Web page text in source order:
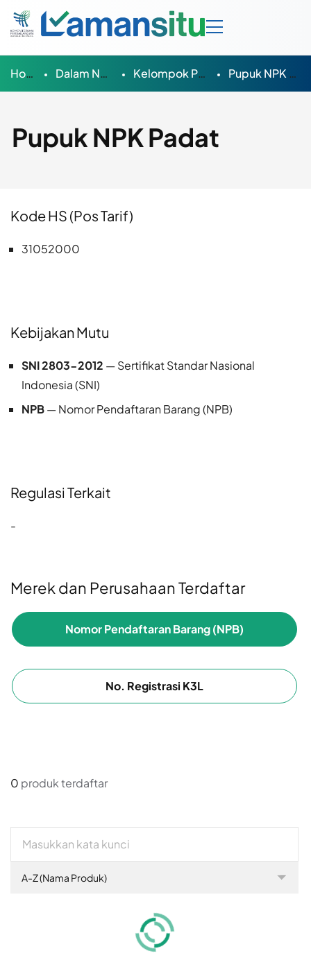
Home Dalam Negeri Kelompok Produk Pupuk NPK Padat
Pupuk NPK Padat
Kode HS (Pos Tarif)
31052000
Kebijakan Mutu
SNI 2803-2012 — Sertifikat Standar Nasional
Indonesia (SNI)
NPB— Nomor Pendaftaran Barang (NPB)
Regulasi Terkait
-
Merek dan Perusahaan Terdaftar
Nomor Pendaftaran Barang (NPB)
No. Registrasi K3L
0 produk terdaftar
A-Z (Nama Produk)